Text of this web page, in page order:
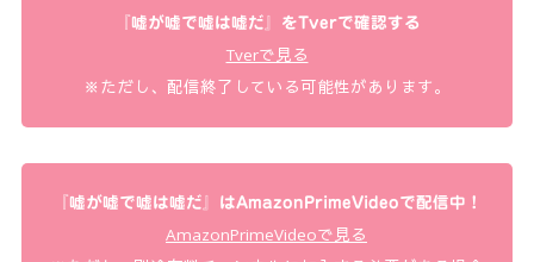
『嘘が嘘で嘘は嘘だ』をTverで確認する
Tverで見る
※ただし、配信終了している可能性があります。
『嘘が嘘で嘘は嘘だ』はAmazonPrimeVideoで配信中！
AmazonPrimeVideoで見る